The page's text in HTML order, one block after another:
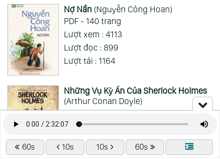
60s 10s 10s 60s
Nợ Nần(Nguyễn Công Hoan)
PDF - 140 trang
Lượt xem : 4113
Lượt đọc : 899
Lượt tải : 1164
Những Vụ Kỳ Án Của Sherlock Holmes
(Arthur Conan Doyle)
PDF - 443 trang
Lượt xem : 9508
Lượt đọc : 4055
Lượt tải : 2442